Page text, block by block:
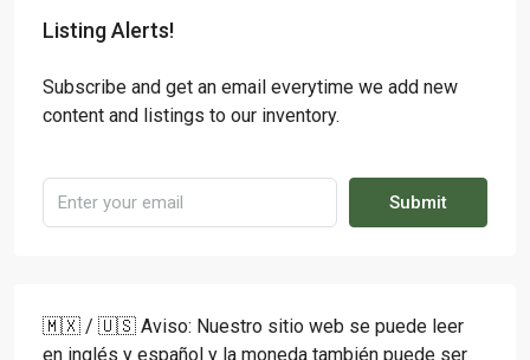
Listing Alerts!
Subscribe and get an email everytime we add new
content and listings to our inventory.
Submit
🇲🇽 / 🇺🇸 Aviso: Nuestro sitio web se puede leer
en inglés y español y la moneda también puede ser